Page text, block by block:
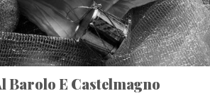
Barolo E Castelmagno